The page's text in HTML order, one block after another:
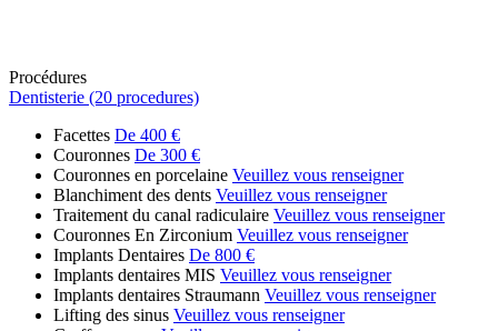
Procédures
Dentisterie (20 procedures)
Facettes De 400 €
Couronnes De 300 €
Couronnes en porcelaine Veuillez vous renseigner
Blanchiment des dents Veuillez vous renseigner
Traitement du canal radiculaire Veuillez vous renseigner
Couronnes En Zirconium Veuillez vous renseigner
Implants Dentaires De 800 €
Implants dentaires MIS Veuillez vous renseigner
Implants dentaires Straumann Veuillez vous renseigner
Lifting des sinus Veuillez vous renseigner